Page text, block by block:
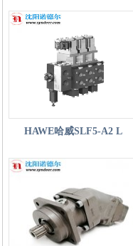
紧凑式泵站
HAWE哈威SLF5-A2 L
160/120 A250 B250 S1/EA-